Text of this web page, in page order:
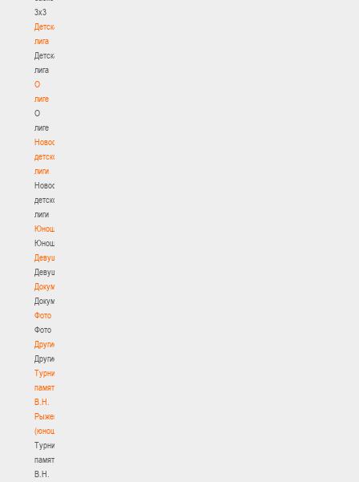
3х3
Детская
лига
Детская
лига
О
лиге
О
лиге
Новости
детской
лиги
Новости
детской
лиги
Юноши
Юноши
Девушки
Девушки
Документы
Документы
Фото
Фото
Другие
Другие
Турнир
памяти
В.Н.
Рыженкова
(юноши)
Турнир
памяти
В.Н.